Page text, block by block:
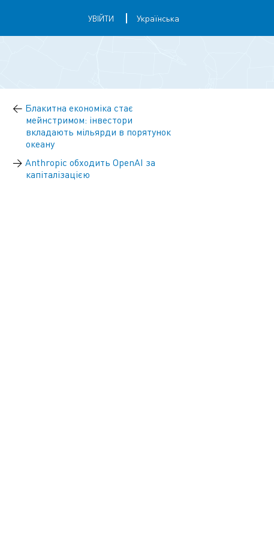
УВІЙТИ
← Блакитна економіка стає
мейнстримом: інвестори
вкладають мільярди в порятунок
океану
→ Anthropic обходить OpenAI за
капіталізацією